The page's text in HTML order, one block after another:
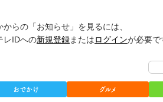
からの「お知らせ」を見るには、
レIDへの新規登録またはログインが必要
おでかけ グルメ